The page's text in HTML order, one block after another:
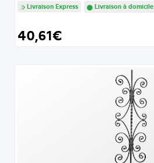
Livraison Express
Livraison à domicile
40,61€